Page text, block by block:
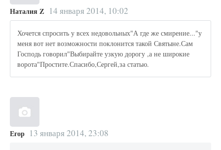
Наталия Z 14 января 2014, 10:02
Хочется спросить у всех недовольных"А где же смирение..."у
меня вот нет возможности поклонится такой Святыне.Сам
Господь говорил"Выбирайте узкую дорогу ,а не широкие
ворота"Простите.Спасибо,Сергей,за статью.
Егор 13 января 2014, 23:08